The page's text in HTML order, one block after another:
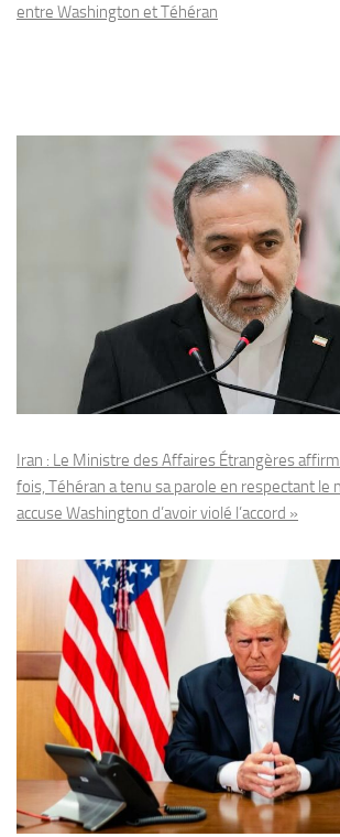
entre Washington et Téhéran
Iran : Le Ministre des Affaires Étrangères
fois, Téhéran a tenu sa parole en respectant le
accuse Washington d’avoir violé l’accord »